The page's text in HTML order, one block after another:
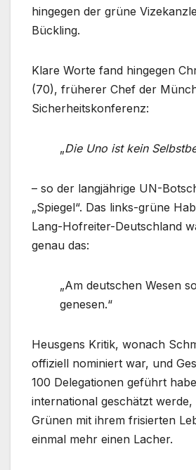
hingegen der grüne
Bückling.
Klare Worte fand hingegen
(70), früherer Chef der
Sicherheitskonferenz:
„Die Uno ist kein
– so der langjährige UN-
„Spiegel“. Das links-grüne
Lang-Hofreiter-Deutschland
genau das:
„Am deutschen Wesen
genesen.“
Heusgens Kritik, wonach
offiziell nominiert war, und
100 Delegationen geführt
international geschätzt
Grünen mit ihrem frisierten
einmal mehr einen Lacher.